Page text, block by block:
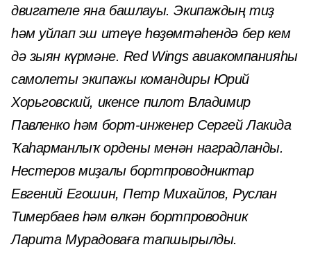
двигателе яна башлауы. Экипаждың тиҙ
һәм уйлап эш итеүе һөҙөмтәһендә бер кем
дә зыян күрмәне. Red Wings авиакомпанияһы
самолеты экипажы командиры Юрий
Хорьговский, икенсе пилот Владимир
Павленко һәм борт-инженер Сергей Лакида
Ҡаһарманлыҡ ордены менән наградланды.
Нестеров миҙалы бортпроводниктар
Евгений Егошин, Петр Михайлов, Руслан
Тимербаев һәм өлкән бортпроводник
Ларита Мурадоваға тапшырылды.